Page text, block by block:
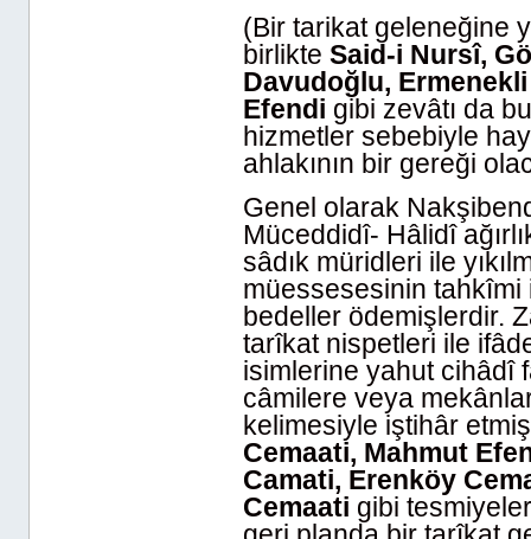
(Bir tarikat geleneğine
birlikte Said-i Nursî,
Davudoğlu,
Efendi gibi zevâtı da
hizmetler sebebiyle
ahlakının bir gereği
Genel olarak
Müceddidî- Hâlidî
sâdık müridleri ile
müessesesinin tahkîmi
bedeller ödemişlerdir.
tarîkat nispetleri ile
isimlerine yahut cihâdî
câmilere veya
kelimesiyle iştihâr
Cemaati, Mahmut
Camati, Erenköy
Cemaati gibi